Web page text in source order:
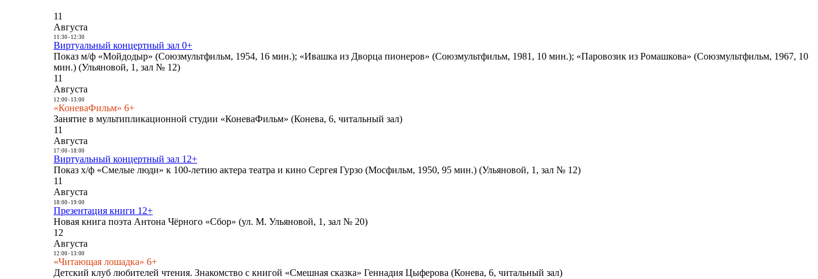
11
Августа
11:30- 12:30
Виртуальный концертный зал 0+
Показ м/ф «Мойдодыр» (Союзмультфильм, 1954, 16 мин.); «Ивашка из Дворца пионеров» (Союзмультфильм, 1981, 10 мин.); «Паровозик из Ромашкова» (Союзмультфильм, 1967, 10
мин.) (Ульяновой, 1, зал № 12)
11
Августа
12:00- 13:00
«КоневаФильм» 6+
Занятие в мультипликационной студии «КоневаФильм» (Конева, 6, читальный зал)
11
Августа
17:00- 18:00
Виртуальный концертный зал 12+
Показ х/ф «Смелые люди» к 100-летию актера театра и кино Сергея Гурзо (Мосфильм, 1950, 95 мин.) (Ульяновой, 1, зал № 12)
11
Августа
18:00- 19:00
Презентация книги 12+
Новая книга поэта Антона Чёрного «Сбор» (ул. М. Ульяновой, 1, зал № 20)
12
Августа
12:00- 13:00
«Читающая лошадка» 6+
Детский клуб любителей чтения. Знакомство с книгой «Смешная сказка» Геннадия Цыферова (Конева, 6, читальный зал)